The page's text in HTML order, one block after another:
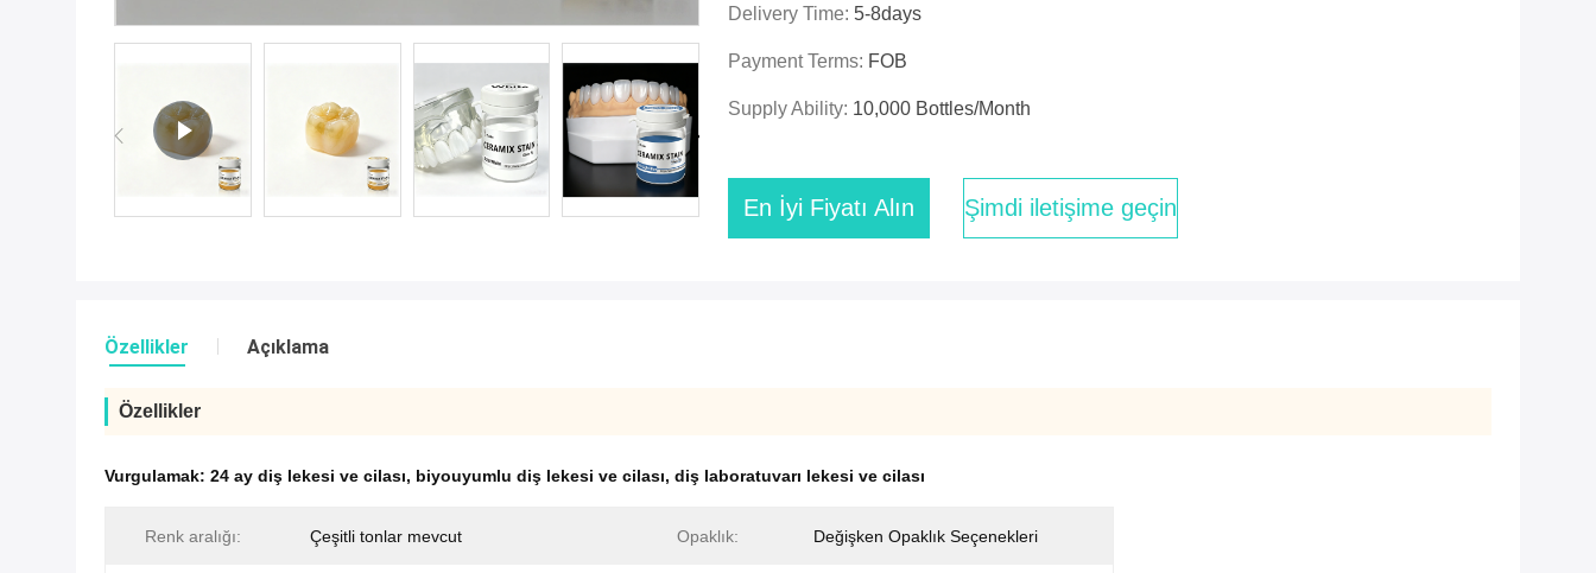
Delivery Time: 5-8days
Payment Terms: FOB
Supply Ability: 10,000 Bottles/month
En İyi Fiyatı Alın Şimdi iletişime geçin
Özellikler Açıklama
Özellikler
Vurgulamak: 24 ay diş lekesi ve cilası, biyouyumlu diş lekesi ve cilası, diş laboratuvarı lekesi ve cilası
Renk aralığı: Çeşitli tonlar mevcut Opaklık: Değişken Opaklık Seçenekleri